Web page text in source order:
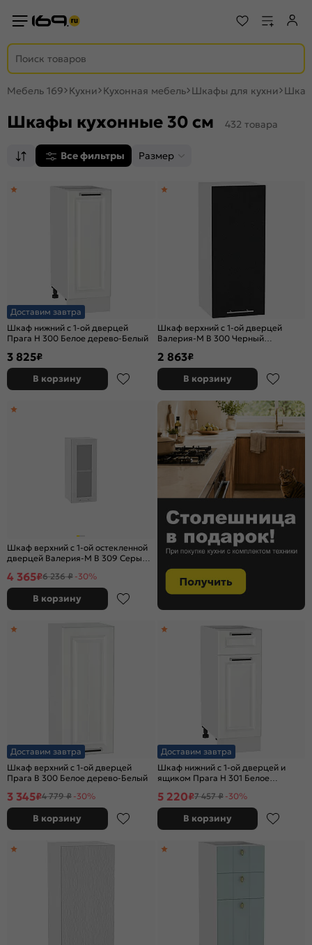
Мебель 169 Кухни Кухонная мебель Шкафы для кухни Шкаф
Шкафы кухонные 30 см 432 товара
Все фильтры Размер
Доставим завтра
Шкаф нижний с 1-ой дверцей
Прага Н 300 Белое дерево-Белый
3 825₽
В корзину
Шкаф верхний с 1-ой дверцей
Валерия-М В 300 Черный
2 863₽
В корзину
Шкаф верхний с 1-ой остекленной
дверцей Валерия-М В 309 Серый
4 365₽6 236 ₽ -30%
В корзину
Доставим завтра
Шкаф верхний с 1-ой дверцей
Прага В 300 Белое дерево-Белый
3 345₽4 779 ₽ -30%
В корзину
Доставим завтра
Шкаф нижний с 1-ой дверцей и
ящиком Прага Н 301 Белое
5 220₽7 457 ₽ -30%
В корзину